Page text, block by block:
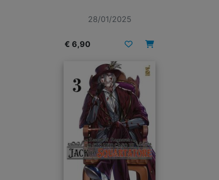
28/01/2025
€ 6,90